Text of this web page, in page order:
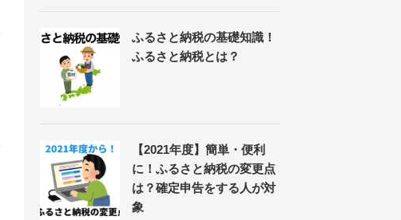
ふるさと納税の基礎知識！
ふるさと納税とは？
【2021年度】簡単・便利
に！ふるさと納税の変更点
は？確定申告をする人が対
象